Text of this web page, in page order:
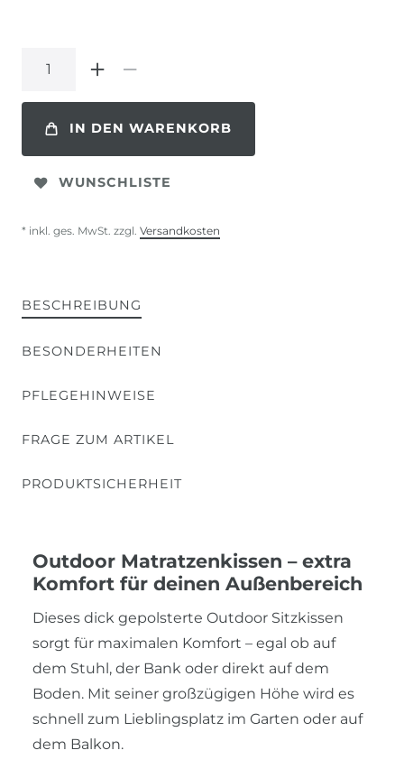
IN DEN WARENKORB
WUNSCHLISTE
* inkl. ges. MwSt. zzgl. Versandkosten
BESCHREIBUNG
BESONDERHEITEN
PFLEGEHINWEISE
FRAGE ZUM ARTIKEL
PRODUKTSICHERHEIT
Outdoor Matratzenkissen – extra
Komfort für deinen Außenbereich
Dieses dick gepolsterte Outdoor Sitzkissen
sorgt für maximalen Komfort – egal ob auf
dem Stuhl, der Bank oder direkt auf dem
Boden. Mit seiner großzügigen Höhe wird es
schnell zum Lieblingsplatz im Garten oder auf
dem Balkon.